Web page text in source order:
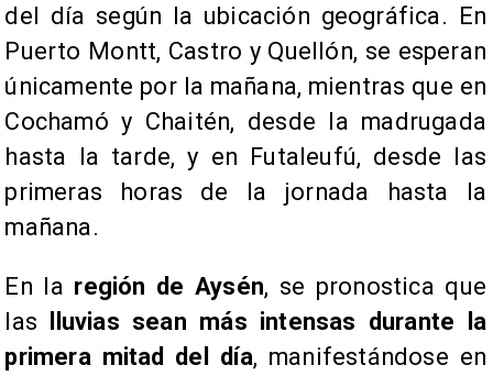
del día según la ubicación geográfica. En
Puerto Montt, Castro y Quellón, se esperan
únicamente por la mañana, mientras que en
Cochamó y Chaitén, desde la madrugada
hasta la tarde, y en Futaleufú, desde las
primeras horas de la jornada hasta la
mañana.
​En la región de Aysén, se pronostica que
las lluvias sean más intensas durante la
primera mitad del día, manifestándose en